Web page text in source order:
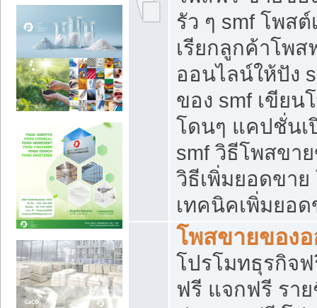
รัว ๆ smf โพส
เรียกลูกค้าโพส
ออนไลน์ให้ปัง
ของ smf เขียน
โดนๆ แคปชั่นเ
smf วิธีโพสขา
วิธีเพิ่มยอดขาย
เทคนิคเพิ่มยอด
โพสขายของ
โปรโมทธุรกิจ
ฟรี แจกฟรี ราย